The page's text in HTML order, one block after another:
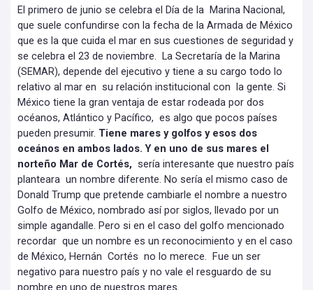
El primero de junio se celebra el Día de la Marina Nacional,
que suele confundirse con la fecha de la Armada de México
que es la que cuida el mar en sus cuestiones de seguridad y
se celebra el 23 de noviembre. La Secretaría de la Marina
(SEMAR), depende del ejecutivo y tiene a su cargo todo lo
relativo al mar en su relación institucional con la gente. Si
México tiene la gran ventaja de estar rodeada por dos
océanos, Atlántico y Pacífico, es algo que pocos países
pueden presumir. Tiene mares y golfos y esos dos
oceános en ambos lados. Y en uno de sus mares el
norteño Mar de Cortés, sería interesante que nuestro país
planteara un nombre diferente. No sería el mismo caso de
Donald Trump que pretende cambiarle el nombre a nuestro
Golfo de México, nombrado así por siglos, llevado por un
simple agandalle. Pero si en el caso del golfo mencionado
recordar que un nombre es un reconocimiento y en el caso
de México, Hernán Cortés no lo merece. Fue un ser
negativo para nuestro país y no vale el resguardo de su
nombre en uno de nuestros mares.